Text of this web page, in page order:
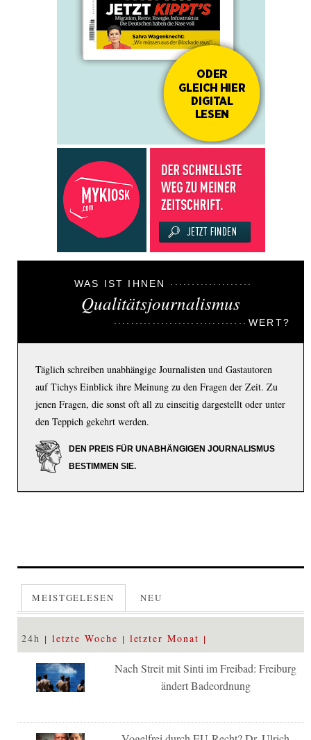
WAS IST IHNEN
Qualitätsjournalismus
WERT?
Täglich schreiben unabhängige Journalisten und Gastautoren
auf Tichys Einblick ihre Meinung zu den Fragen der Zeit. Zu
jenen Fragen, die sonst oft all zu einseitig dargestellt oder unter
den Teppich gekehrt werden.
DEN PREIS FÜR UNABHÄNGIGEN JOURNALISMUS
BESTIMMEN SIE.
MEISTGELESEN NEU
24h letzte Woche letzter Monat
Nach Streit mit Sinti im Freibad: Freiburg
ändert Badeordnung